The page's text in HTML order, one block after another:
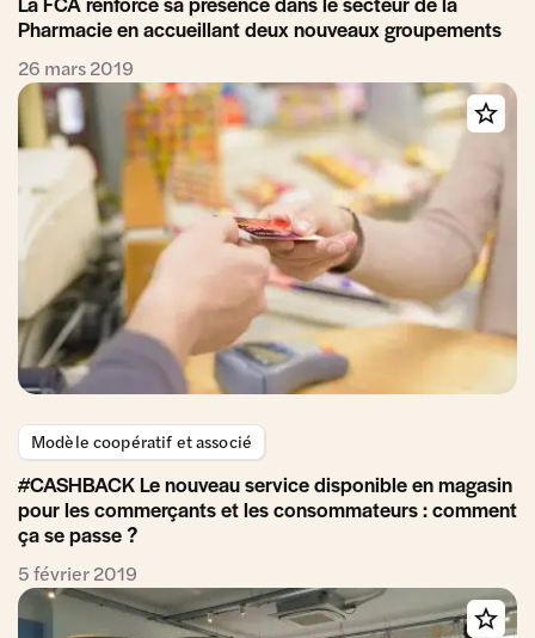
Pharmacie en accueillant deux nouveaux groupements
26 mars 2019
Modèle coopératif et associé
#CASHBACK Le nouveau service disponible en magasin
pour les commerçants et les consommateurs : comment
ça se passe ?
5 février 2019